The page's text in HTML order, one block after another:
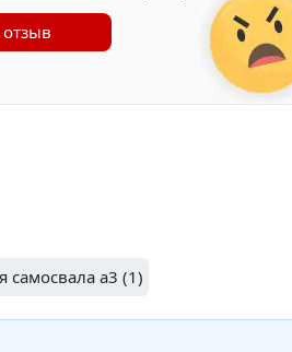
самосвала a3 (1)